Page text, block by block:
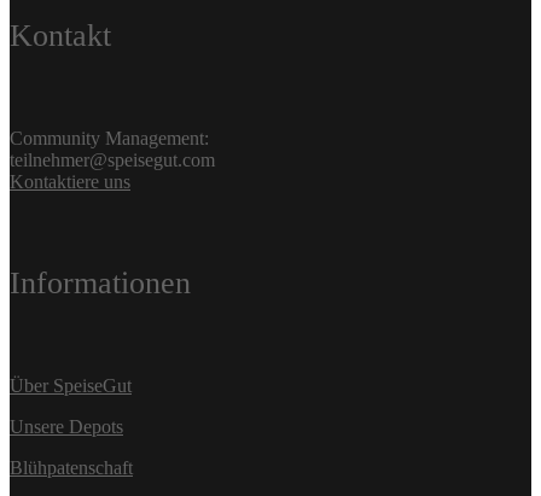
Kontakt
Community Management:
teilnehmer@speisegut.com
Kontaktiere uns
Informationen
Über SpeiseGut
Unsere Depots
Blühpatenschaft